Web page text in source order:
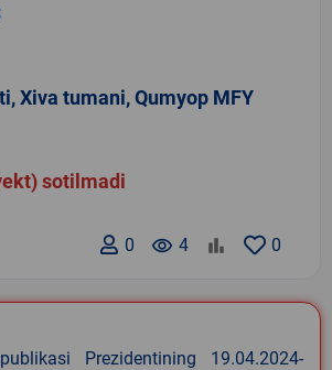
Xiva tumani, Qumyop MFY
sotilmadi
0
remove_red_eye 4
0
Prezidentining 19.04.2024-